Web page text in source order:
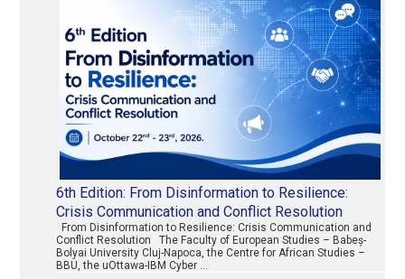
6th Edition: From Disinformation to Resilience:
Crisis Communication and Conflict Resolution
From Disinformation to Resilience: Crisis Communication and
Conflict Resolution The Faculty of European Studies – Babeș-
Bolyai University Cluj-Napoca, the Centre for African Studies –
BBU, the uOttawa-IBM Cyber …